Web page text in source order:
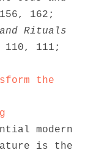
Rituals
111;
the
modern
is the